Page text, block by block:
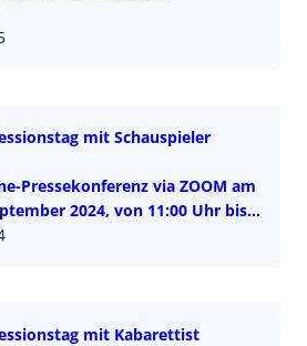
mit Schauspieler
Pressekonferenz via ZOOM am
2024, von 11:00 Uhr bis
des 21. Europäischen
mit Kabarettist